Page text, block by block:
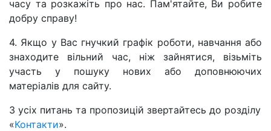
часу та розкажіть про нас. Пам'ятайте, Ви робите
добру справу!
4. Якщо у Вас гнучкий графік роботи, навчання або
знаходите вільний час, ніж зайнятися, візьміть
участь у пошуку нових або доповнюючих
матеріалів для сайту.
З усіх питань та пропозицій звертайтесь до розділу
«Контакти».